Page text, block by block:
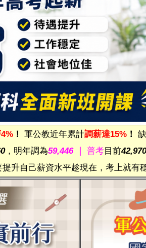
！ 軍公教近年累計調薪達15% ！
，明年調為59,446 普考目前42,970
提升自己薪資水平趁現在，考上就有